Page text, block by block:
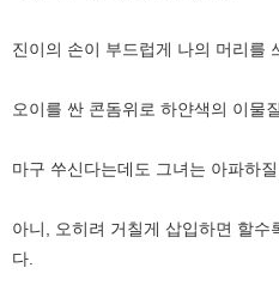
진이의 손이 부드럽게 나의 머리를
오이를 싼 콘돔위로 하얀색의 이물
마구 쑤신다는데도 그녀는 아파하질
아니, 오히려 거칠게 삽입하면 할
다.